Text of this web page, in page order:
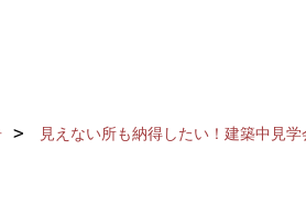
見えない所も納得したい！建築中見学